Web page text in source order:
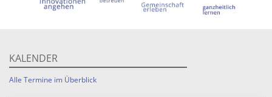
KALENDER
Alle Termine im Überblick